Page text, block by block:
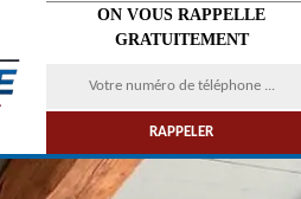
ON VOUS RAPPELLE
GRATUITEMENT